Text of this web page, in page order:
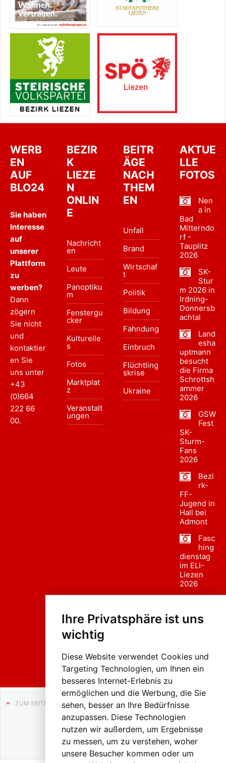
Ihre Privatsphäre ist uns
wichtig
Diese Website verwendet Cookies und
Targeting Technologien, um Ihnen ein
besseres Internet-Erlebnis zu
ermöglichen und die Werbung, die Sie
sehen, besser an Ihre Bedürfnisse
anzupassen. Diese Technologien
nutzen wir außerdem, um Ergebnisse
zu messen, um zu verstehen, woher
unsere Besucher kommen oder um
WERB
EN
AUF
BLO24
Sie haben
Interesse
auf
unserer
Plattform
zu
werben?
Dann
zögern
Sie nicht
und
kontaktier
en Sie
uns unter
+43
(0)664
222 66
00.
BEZIR
K
LIEZE
N
ONLIN
E
Nachricht
en
Leute
Panoptiku
m
Fenstergu
cker
Kulturelle
s
Fotos
Marktplat
z
Veranstalt
ungen
BEITR
ÄGE
NACH
THEM
EN
Unfall
Brand
Wirtschaf
t
Politik
Bildung
Fahndung
Einbruch
Flüchtling
skrise
Ukraine
AKTUE
LLE
FOTOS
Nen
a in
Bad
Mitterndo
rf -
Tauplitz
2026
SK-
Stur
m 2026 in
Irdning-
Donnersb
achtal
Land
esha
uptmann
besucht
die Firma
Schrottsh
ammer
2026
GSW
Fest
SK-
Sturm-
Fans
2026
Bezi
rk-
FF-
Jugend in
Hall bei
Admont
Fasc
hing
dienstag
im ELI-
Liezen
2026
sumzug
Liezen
ZUM SEITENANFANG
Auf BLO24.at werben?
+43 (0)664 2226600